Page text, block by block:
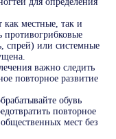
как местные, так и
противогрибковые
спрей) или системные
важно следить
повторное развитие
обувь
повторное
мест без